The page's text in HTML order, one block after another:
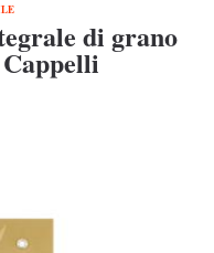
di grano